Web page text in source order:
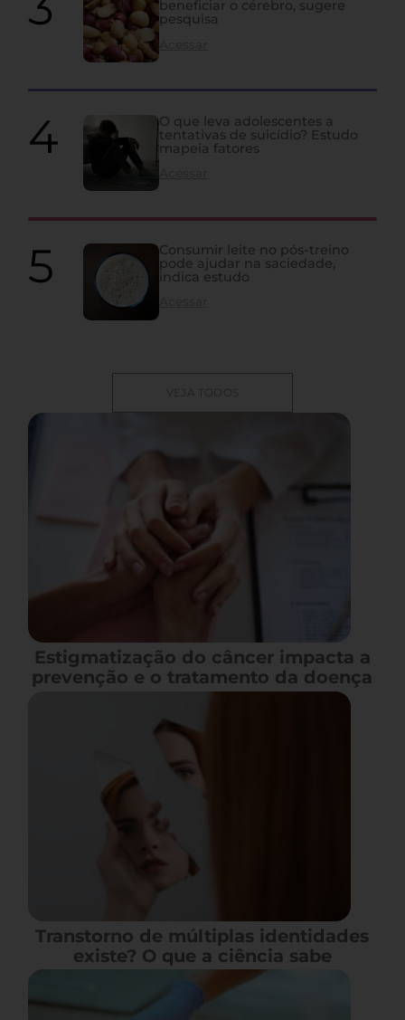
beneficiar o cérebro, sugere
pesquisa
O que leva adolescentes a
tentativas de suicídio? Estudo
mapeia fatores
Consumir leite no pós-treino
pode ajudar na saciedade,
indica estudo
VEJA TODOS
Estigmatização do câncer impacta a
prevenção e o tratamento da doença
Transtorno de múltiplas identidades
existe? O que a ciência sabe